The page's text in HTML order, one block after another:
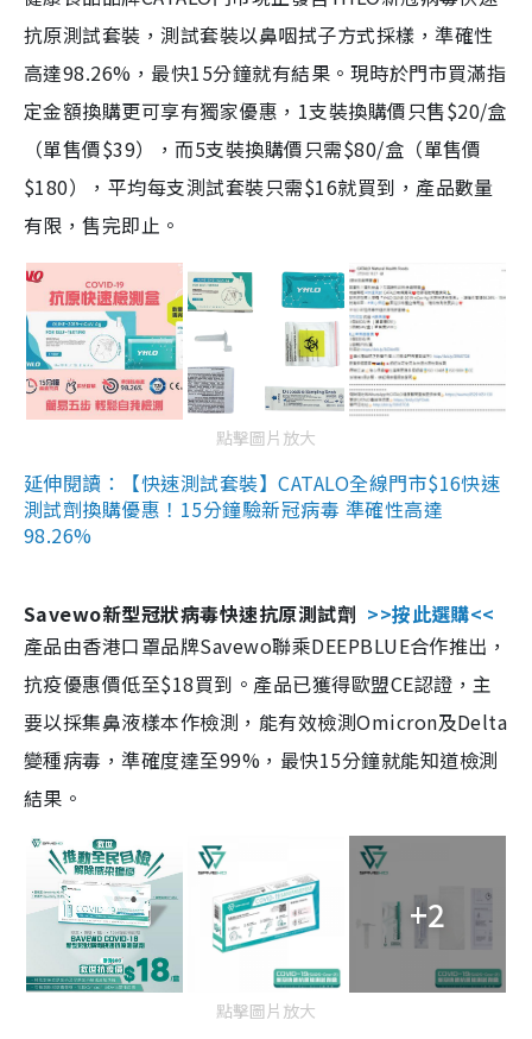
抗原測試套裝，測試套裝以鼻咽拭子方式採樣，準確性
高達98.26%，最快15分鐘就有結果。現時於門市買滿指
定金額換購更可享有獨家優惠，1支裝換購價只售$20/盒
（單售價$39），而5支裝換購價只需$80/盒（單售價
$180），平均每支測試套裝只需$16就買到，產品數量
有限，售完即止。
點擊圖片放大
延伸閱讀：【快速測試套裝】CATALO全線門市$16快速
測試劑換購優惠！15分鐘驗新冠病毒 準確性高達
98.26%
Savewo新型冠狀病毒快速抗原測試劑 >>按此選購<<
產品由香港口罩品牌Savewo聯乘DEEPBLUE合作推出，
抗疫優惠價低至$18買到。產品已獲得歐盟CE認證，主
要以採集鼻液樣本作檢測，能有效檢測Omicron及Delta
變種病毒，準確度達至99%，最快15分鐘就能知道檢測
結果。
+2
點擊圖片放大